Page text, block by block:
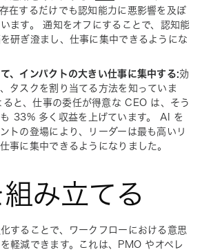
在するだけでも認知能力に悪影響を及ぼ
ます。 通知をオフにすることで、認知能
研ぎ澄まし、仕事に集中できるようにな
、インパクトの大きい仕事に集中する:効
タスクを割り当てる方法を知っていま
ると、仕事の委任が得意な CEO は、そう
33% 多く収益を上げています。 AI を
トの登場により、リーダーは最も高いリ
事に集中できるようになりました。
み立てる
することで、ワークフローにおける意思
軽減できます。これは、PMO やオペレ